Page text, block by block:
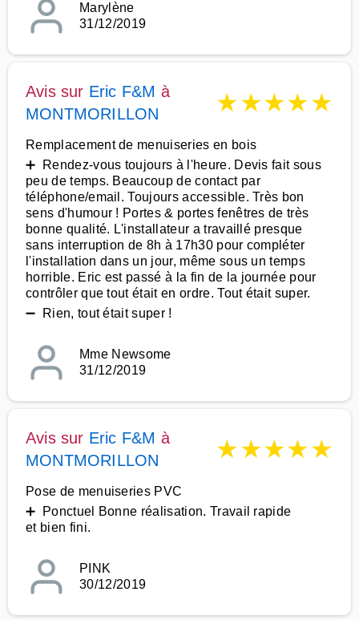
Marylène
31/12/2019
Avis sur Eric F&M à
MONTMORILLON
★★★★★
Remplacement de menuiseries en bois
➕ Rendez-vous toujours à l'heure. Devis fait sous
peu de temps. Beaucoup de contact par
téléphone/email. Toujours accessible. Très bon
sens d'humour ! Portes & portes fenêtres de très
bonne qualité. L'installateur a travaillé presque
sans interruption de 8h à 17h30 pour compléter
l'installation dans un jour, même sous un temps
horrible. Eric est passé à la fin de la journée pour
contrôler que tout était en ordre. Tout était super.
➖ Rien, tout était super !
Mme Newsome
31/12/2019
Avis sur Eric F&M à
MONTMORILLON
★★★★★
Pose de menuiseries PVC
➕ Ponctuel Bonne réalisation. Travail rapide
et bien fini.
PINK
30/12/2019